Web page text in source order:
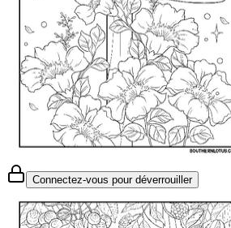
Connectez-vous pour déverrouiller